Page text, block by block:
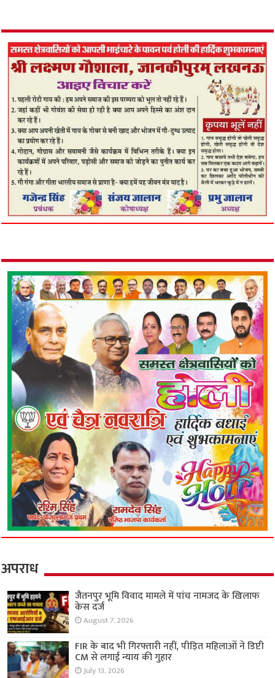
अपराध
जैतनपुर भूमि विवाद मामले में पांच नामजद के खिलाफ
केस दर्ज
August 7, 2026
FIR के बाद भी गिरफ्तारी नहीं, पीड़ित महिलाओं ने डिप्टी
CM से लगाई न्याय की गुहार
July 13, 2026